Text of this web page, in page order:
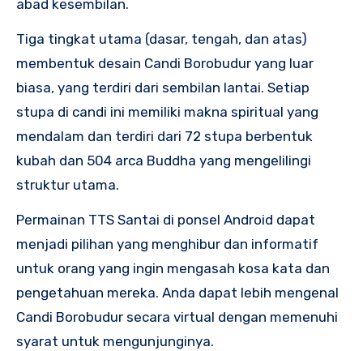
abad kesembilan.
Tiga tingkat utama (dasar, tengah, dan atas)
membentuk desain Candi Borobudur yang luar
biasa, yang terdiri dari sembilan lantai. Setiap
stupa di candi ini memiliki makna spiritual yang
mendalam dan terdiri dari 72 stupa berbentuk
kubah dan 504 arca Buddha yang mengelilingi
struktur utama.
Permainan TTS Santai di ponsel Android dapat
menjadi pilihan yang menghibur dan informatif
untuk orang yang ingin mengasah kosa kata dan
pengetahuan mereka. Anda dapat lebih mengenal
Candi Borobudur secara virtual dengan memenuhi
syarat untuk mengunjunginya.